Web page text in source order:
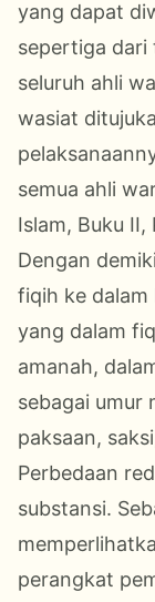
yang dapat
sepertiga dari
seluruh ahli
wasiat
semua ahli
Islam, Buku II,
Dengan
fiqih ke dalam
yang dalam
amanah,
sebagai umur
paksaan,
Perbedaan
substansi.
perangkat